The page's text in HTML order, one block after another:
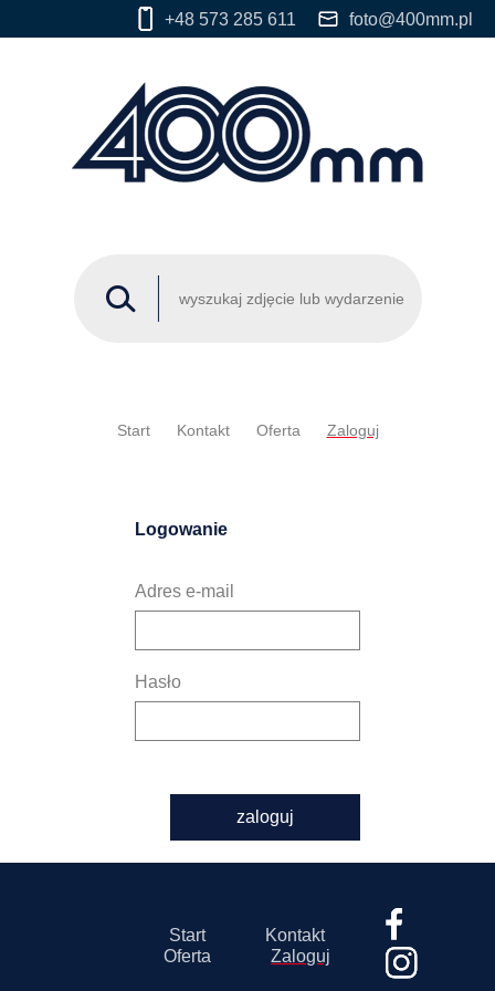
+48 573 285 611 foto@400mm.pl
Start Kontakt Oferta Zaloguj
Logowanie
Adres e-mail
Hasło
zaloguj
Start
Kontakt
Oferta
Zaloguj